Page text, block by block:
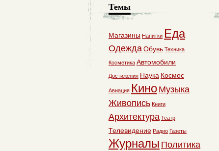
Темы
Магазины Напитки Еда
ОдеждаОбувь Техника
Косметика Автомобили
Достижения Наука Космос
Авиация Кино Музыка
Живопись Книги
Архитектура Театр
Телевидение Радио Газеты
Журналы Политика